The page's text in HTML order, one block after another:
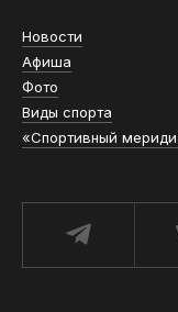
Новости
Афиша
Фото
Виды спорта
«Спортивный